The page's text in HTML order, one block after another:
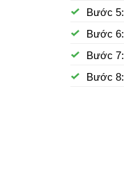
Bước
Bước
Bước
Bước